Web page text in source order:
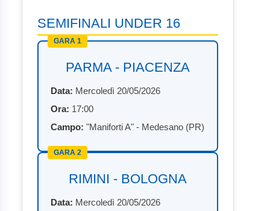
SEMIFINALI UNDER 16
GARA 1
PARMA - PIACENZA
Data: Mercoledì 20/05/2026
Ora: 17:00
Campo: "Maniforti A" - Medesano (PR)
GARA 2
RIMINI - BOLOGNA
Data: Mercoledì 20/05/2026